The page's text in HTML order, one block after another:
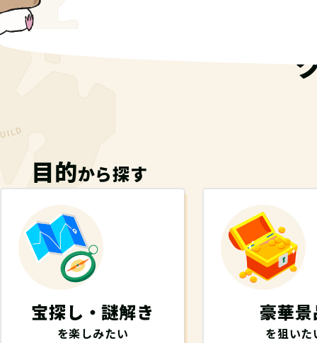
目的から探す
宝探し・謎解き
を楽しみたい
豪華
を狙いた